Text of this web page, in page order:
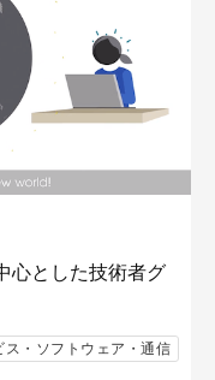
心とした技術者グ
ス・ソフトウェア・通信